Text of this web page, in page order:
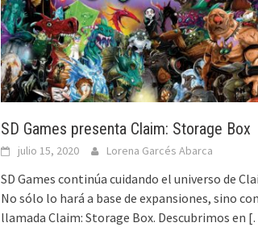
SD Games presenta Claim: Storage Box
julio 15, 2020 Lorena Garcés Abarca
SD Games continúa cuidando el universo de
No sólo lo hará a base de expansiones, sino
llamada Claim: Storage Box. Descubrimos en